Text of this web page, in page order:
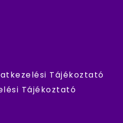
Tájékoztató
Tájékoztató